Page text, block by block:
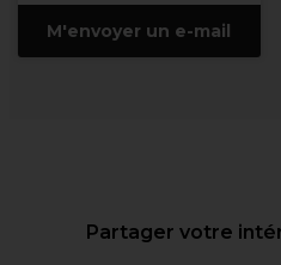
M'envoyer un e-mail
Partager votre